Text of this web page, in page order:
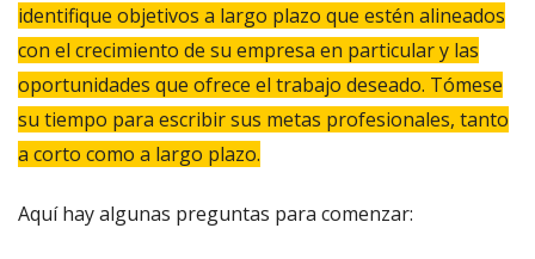
identifique objetivos a largo plazo que estén alineados
con el crecimiento de su empresa en particular y las
oportunidades que ofrece el trabajo deseado. Tómese
su tiempo para escribir sus metas profesionales, tanto
a corto como a largo plazo.
Aquí hay algunas preguntas para comenzar: